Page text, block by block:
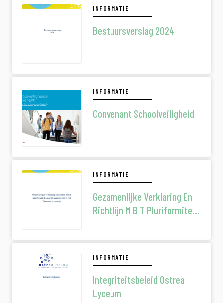
INFORMATIE
Bestuursverslag 2024
INFORMATIE
Convenant Schoolveiligheid
INFORMATIE
Gezamenlijke Verklaring En
Richtlijn M B T Pluriformiteit
Zeeuws
INFORMATIE
Integriteitsbeleid Ostrea
Lyceum